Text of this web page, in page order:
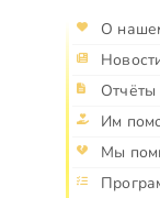
О
Отчёты
Им
Мы